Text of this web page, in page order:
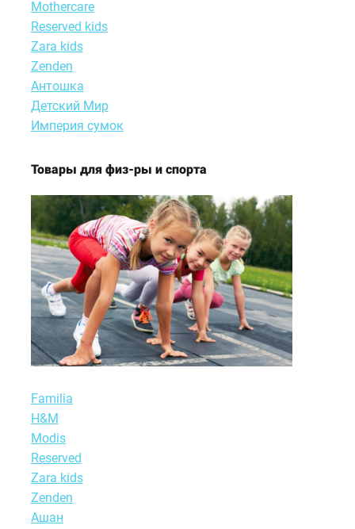
Motherсare
Reserved kids
Zara kids
Zenden
Антошка
Детский Мир
Империя сумок
Товары для физ-ры и спорта
Familia
H&M
Modis
Reserved
Zara kids
Zenden
Ашан